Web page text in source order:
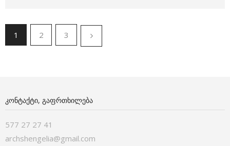
1 2 3
ᲙᲝᲜᲢᲐᲥᲢᲘ, ᲒᲐᲤᲠᲗᲮᲘᲚᲔᲑᲐ
577 27 27 41
archshengelia@gmail.com